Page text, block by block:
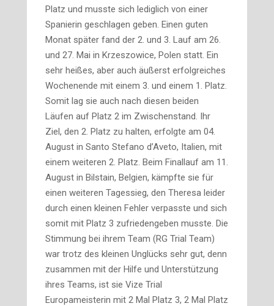
Platz und musste sich lediglich von einer
Spanierin geschlagen geben. Einen guten
Monat später fand der 2. und 3. Lauf am 26.
und 27. Mai in Krzeszowice, Polen statt. Ein
sehr heißes, aber auch äußerst erfolgreiches
Wochenende mit einem 3. und einem 1. Platz.
Somit lag sie auch nach diesen beiden
Läufen auf Platz 2 im Zwischenstand. Ihr
Ziel, den 2. Platz zu halten, erfolgte am 04.
August in Santo Stefano d’Aveto, Italien, mit
einem weiteren 2. Platz. Beim Finallauf am 11.
August in Bilstain, Belgien, kämpfte sie für
einen weiteren Tagessieg, den Theresa leider
durch einen kleinen Fehler verpasste und sich
somit mit Platz 3 zufriedengeben musste. Die
Stimmung bei ihrem Team (RG Trial Team)
war trotz des kleinen Unglücks sehr gut, denn
zusammen mit der Hilfe und Unterstützung
ihres Teams, ist sie Vize Trial
Europameisterin mit 2 Mal Platz 3, 2 Mal Platz